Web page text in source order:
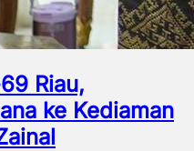
Riau,
ke Kediaman